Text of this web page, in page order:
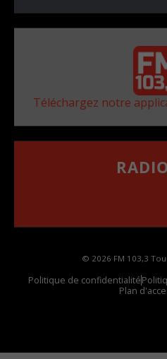
Téléchargez notre
© 2026 FM 103,3
Politique de confidentialité
Plan